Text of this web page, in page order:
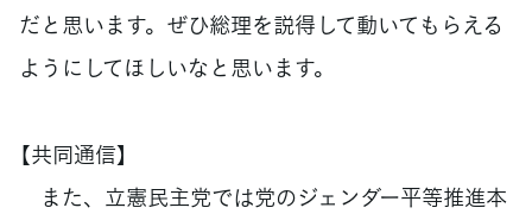
だと思います。ぜひ総理を説得して動いてもらえる
ようにしてほしいなと思います。
【共同通信】
また、立憲民主党では党のジェンダー平等推進本